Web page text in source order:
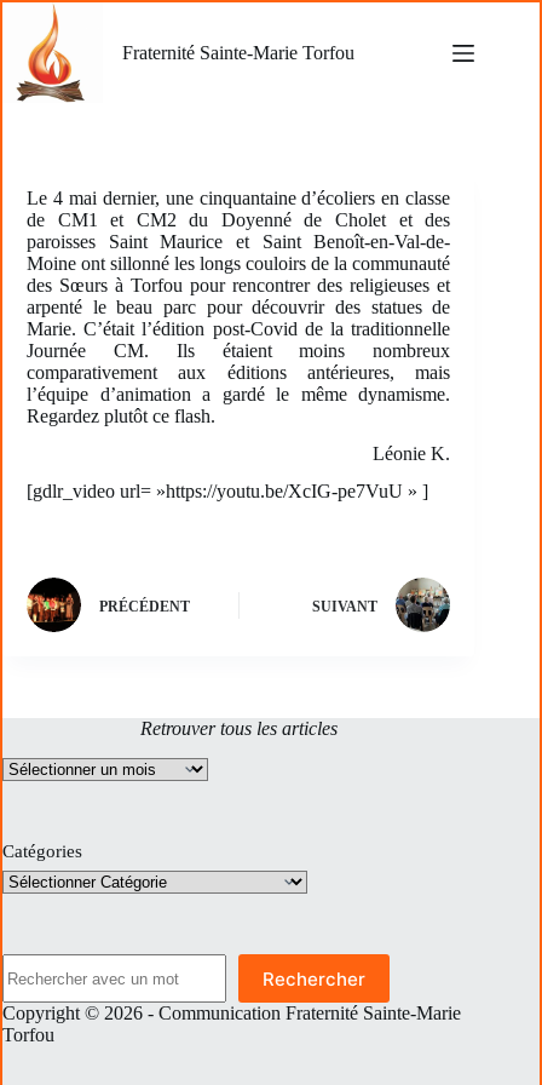
contenu
Fraternité Sainte-Marie Torfou
Le 4 mai dernier, une cinquantaine d’écoliers en classe
de CM1 et CM2 du Doyenné de Cholet et des
paroisses Saint Maurice et Saint Benoît-en-Val-de-
Moine ont sillonné les longs couloirs de la communauté
des Sœurs à Torfou pour rencontrer des religieuses et
arpenté le beau parc pour découvrir des statues de
Marie. C’était l’édition post-Covid de la traditionnelle
Journée CM. Ils étaient moins nombreux
comparativement aux éditions antérieures, mais
l’équipe d’animation a gardé le même dynamisme.
Regardez plutôt ce flash.
Léonie K.
[gdlr_video url= »https://youtu.be/XcIG-pe7VuU » ]
PRÉCÉDENT SUIVANT
Retrouver tous les articles
Archives
Catégories
Rechercher
Copyright © 2026 - Communication Fraternité Sainte-Marie
Torfou